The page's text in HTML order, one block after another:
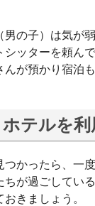
男の子）は気が
ッターを頼んで
が預かり宿泊
テルを利
かったら、一
が過ごしてい
きましょう。